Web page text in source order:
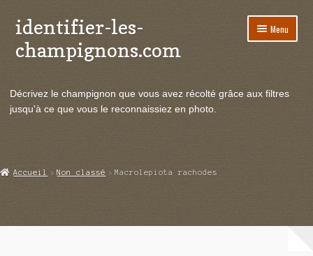
Aller
à
la
Aller
au
contenu
identifier-les-
champignons.com
Menu
le
Actualités
Echanges et contacts
Décrivez le champignon que vous avez récolté grâce aux filtres
jusqu'à ce que vous le reconnaissiez en photo.
Accueil Non classé Macrolepiota rachodes